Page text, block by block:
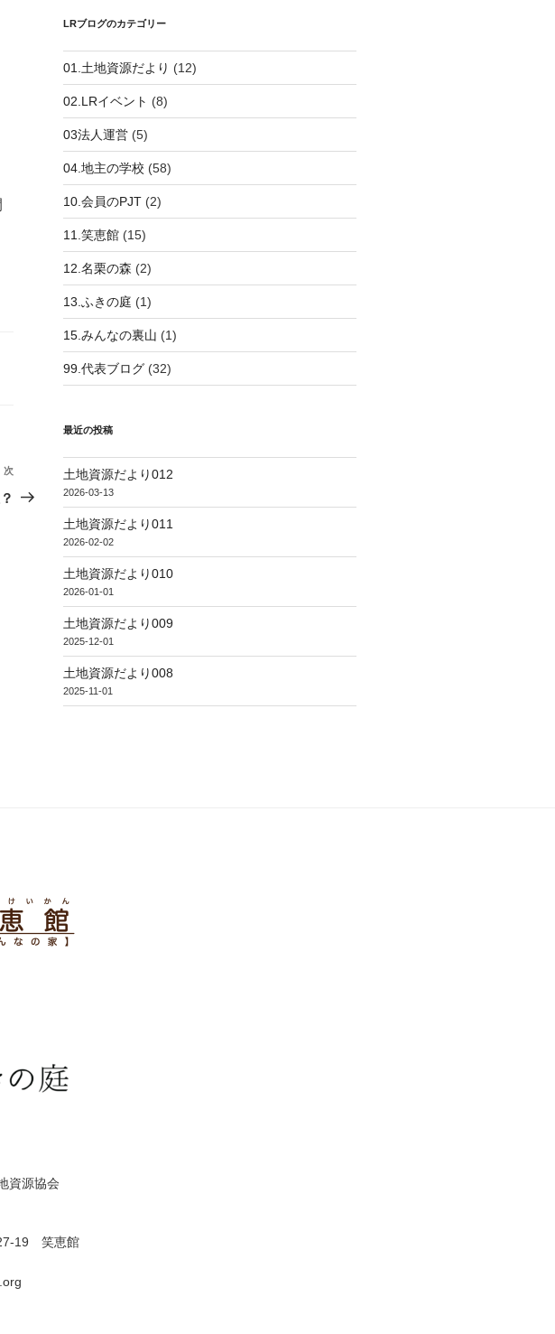
次
の
次
LRブログのカテゴリー
01.土地資源だより (12)
02.LRイベント (8)
03法人運営(5)
04.地主の学校 (58)
10.会員のPJT(2)
11.笑恵館(15)
12.名栗の森 (2)
13.ふきの庭 (1)
15.みんなの裏山 (1)
99.代表ブログ(32)
最近の投稿
土地資源だより012
2026-03-13
土地資源だより011
2026-02-02
土地資源だより010
2026-01-01
土地資源だより009
2025-12-01
土地資源だより008
2025-11-01
資源協会
19 笑恵館